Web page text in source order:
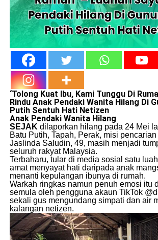
​‘Tolong Kuat Ibu, Kami Tunggu Di
Rindu Anak Pendaki Wanita Hilang Di
Putih Sentuh Hati Netizen
Anak Pendaki Wanita Hilang
SEJAK dilaporkan hilang pada 24 Mei
Batu Putih, Tapah, Perak, misi
Jaslinda Saludin, 49, masih menjadi
seluruh rakyat Malaysia.
​Terbaharu, tular di media sosial satu
amat menyayat hati daripada anak
menanti kepulangan ibunya di rumah.
​Warkah ringkas namun penuh emosi itu
semula oleh pengguna akaun TikTok
sekali gus mengundang simpati dan air
kalangan netizen.